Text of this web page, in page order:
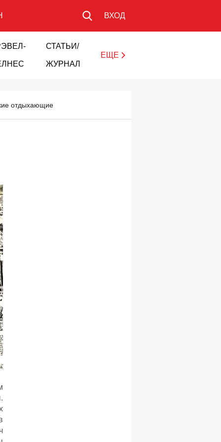
ВХОД
СТАТЬИ/
ЖУРНАЛ
ЕЩЕ
отдыхающие